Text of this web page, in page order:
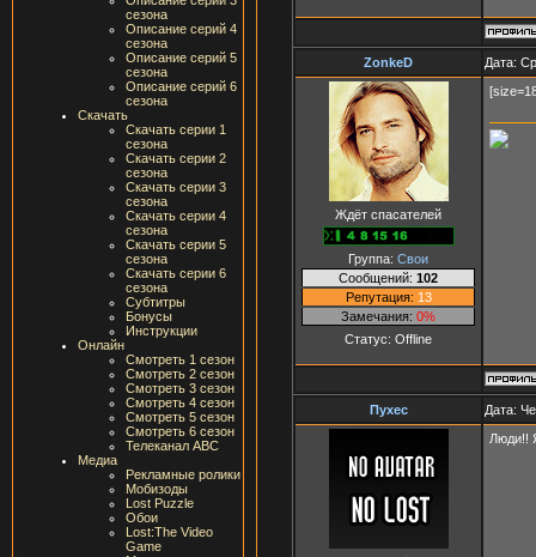
сезона
Описание серий 4
сезона
Описание серий 5
сезона
Описание серий 6
сезона
Скачать
Скачать серии 1
сезона
Скачать серии 2
сезона
Скачать серии 3
сезона
Скачать серии 4
сезона
Скачать серии 5
сезона
Скачать серии 6
сезона
Субтитры
Бонусы
Инструкции
Онлайн
Смотреть 1 сезон
Смотреть 2 сезон
Смотреть 3 сезон
Смотреть 4 сезон
Смотреть 5 сезон
Смотреть 6 сезон
Телеканал ABC
Медиа
Рекламные ролики
Мобизоды
Lost Puzzle
Обои
Lost:The Video
Game
ZonkeD Дата:
Ждёт спасателей
Группа: Свои
Сообщений: 102
Репутация: 13
Замечания: 0%
Статус: Offline
Пухес Дата:
Люди!!